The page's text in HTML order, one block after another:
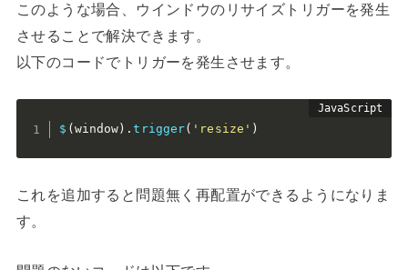
このような場合、ウインドウのリサイズトリガーを発生
させることで解決できます。
以下のコードでトリガーを発生させます。
$ ( window ) .trigger( 'resize' )
これを追加すると問題無く再配置ができるようになりま
す。